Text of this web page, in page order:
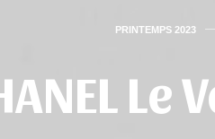
PRINTEMPS 2023
Le